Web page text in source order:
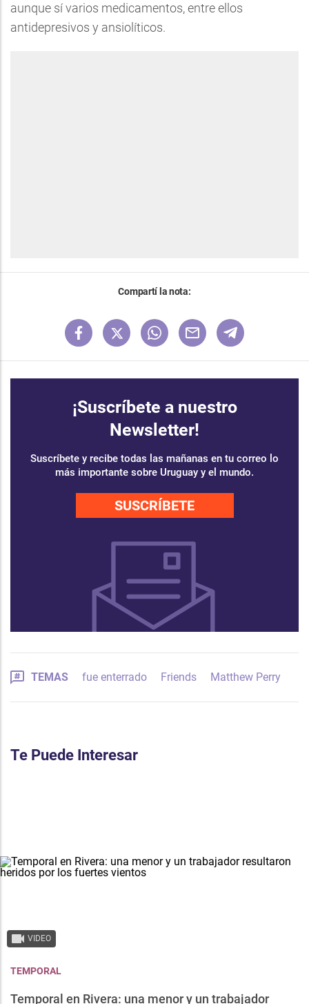
aunque sí varios medicamentos, entre ellos
antidepresivos y ansiolíticos.
Compartí la nota:
¡Suscríbete a nuestro
Newsletter!
Suscríbete y recibe todas las mañanas en tu correo lo
más importante sobre Uruguay y el mundo.
SUSCRÍBETE
TEMAS fue enterrado Friends Matthew Perry
Te Puede Interesar
VIDEO
TEMPORAL
Temporal en Rivera: una menor y un trabajador